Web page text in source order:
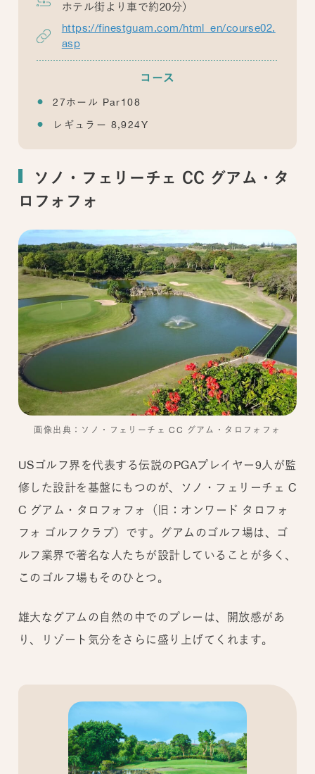
ホテル街より車で約20分）
https://finestguam.com/html_en/course02.
asp
コース
27ホール Par108
レギュラー 8,924Y
ソノ・フェリーチェ CC グアム・タ
ロフォフォ
画像出典：ソノ・フェリーチェ CC グアム・タロフォフォ
USゴルフ界を代表する伝説のPGAプレイヤー9人が監
修した設計を基盤にもつのが、ソノ・フェリーチェ C
C グアム・タロフォフォ（旧：オンワード タロフォ
フォ ゴルフクラブ）です。グアムのゴルフ場は、ゴ
ルフ業界で著名な人たちが設計していることが多く、
このゴルフ場もそのひとつ。
雄大なグアムの自然の中でのプレーは、開放感があ
り、リゾート気分をさらに盛り上げてくれます。